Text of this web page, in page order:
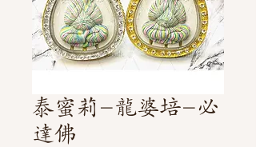
泰蜜莉-龍婆培-必
達佛